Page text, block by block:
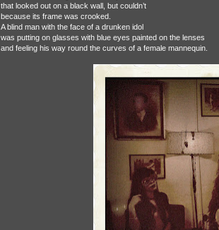
that looked out on a black wall, but couldn’t
because its frame was crooked.
A blind man with the face of a drunken idol
was putting on glasses with blue eyes painted on the lenses
and feeling his way round the curves of a female mannequin.